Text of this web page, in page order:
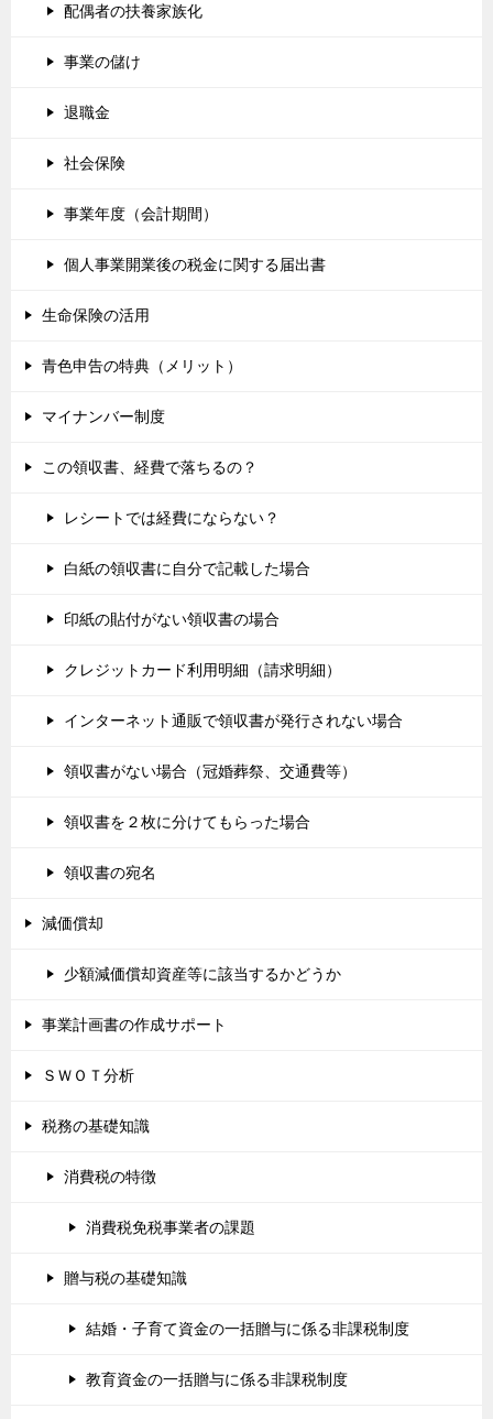
配偶者の扶養家族化
事業の儲け
退職金
社会保険
事業年度（会計期間）
個人事業開業後の税金に関する届出書
生命保険の活用
青色申告の特典（メリット）
マイナンバー制度
この領収書、経費で落ちるの？
レシートでは経費にならない？
白紙の領収書に自分で記載した場合
印紙の貼付がない領収書の場合
クレジットカード利用明細（請求明細）
インターネット通販で領収書が発行されない場合
領収書がない場合（冠婚葬祭、交通費等）
領収書を２枚に分けてもらった場合
領収書の宛名
減価償却
少額減価償却資産等に該当するかどうか
事業計画書の作成サポート
ＳＷＯＴ分析
税務の基礎知識
消費税の特徴
消費税免税事業者の課題
贈与税の基礎知識
結婚・子育て資金の一括贈与に係る非課税制度
教育資金の一括贈与に係る非課税制度